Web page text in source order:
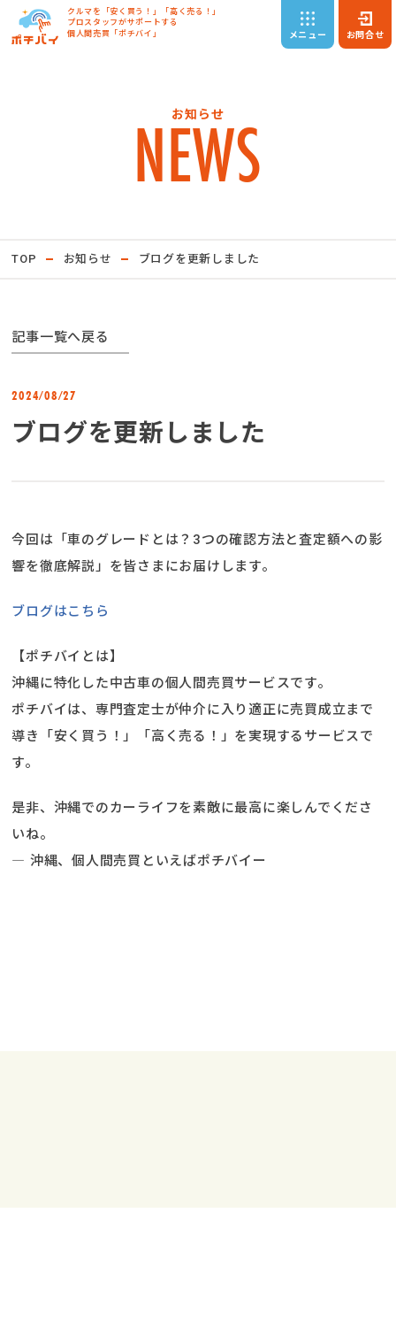
クルマを「安く買う！」「高く売る！」
プロスタッフがサポートする
個人間売買「ポチバイ」 メニュー お問合せ
お知らせ
NEWS
TOP お知らせ ブログを更新しました
記事一覧へ戻る
2024/08/27
ブログを更新しました
今回は「車のグレードとは？3つの確認方法と査定額への影
響を徹底解説」を皆さまにお届けします。
ブログはこちら
【ポチバイとは】
沖縄に特化した中古車の個人間売買サービスです。
ポチバイは、専門査定士が仲介に入り適正に売買成立まで
導き「安く買う！」「高く売る！」を実現するサービスで
す。
是非、沖縄でのカーライフを素敵に最高に楽しんでくださ
いね。
― 沖縄、個人間売買といえばポチバイー